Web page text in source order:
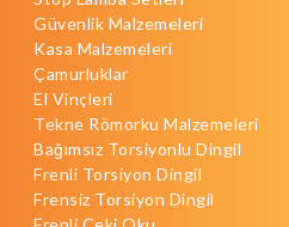
Güvenlik Malzemeleri
Kasa Malzemeleri
Çamurluklar
El Vinçleri
Tekne Römorku Malzemeleri
Bağımsız Torsiyonlu Dingil
Frenli Torsiyon Dingil
Frensiz Torsiyon Dingil